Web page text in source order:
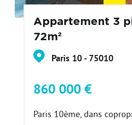
Appartement 3
72m²
Paris 10 - 75010
860 000 €
Paris 10ème, dans